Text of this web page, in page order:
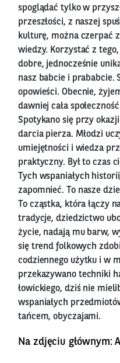
spoglądać tylko w
przeszłości, z naszej
kulturę, można czerpać
wiedzy. Korzystać z
dobre, jednocześnie
nasz babcie i prababcie.
opowieści. Obecnie,
dawniej cała
Spotykano się przy
darcia pierza. Młodzi
umiejętności i wiedza
praktyczny. Był to czas
Tych wspaniałych
zapomnieć. To nasze
To cząstka, która łączy
tradycje, dziedzictwo
życie, nadają mu barw,
się trend folkowych
codziennego użytku i w
przekazywano techniki
łowickiego, dziś nie
wspaniałych
tańcem, obyczajami.
Na zdjęciu głównym: